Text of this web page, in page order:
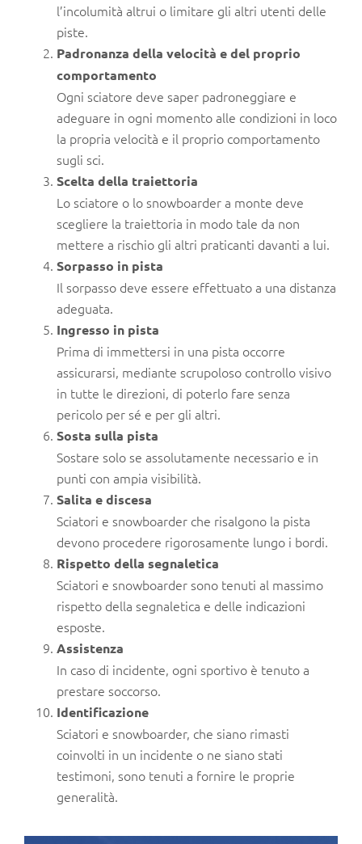
l’incolumità altrui o limitare gli altri utenti delle
piste.
Padronanza della velocità e del proprio
comportamento
Ogni sciatore deve saper padroneggiare e
adeguare in ogni momento alle condizioni in loco
la propria velocità e il proprio comportamento
sugli sci.
Scelta della traiettoria
Lo sciatore o lo snowboarder a monte deve
scegliere la traiettoria in modo tale da non
mettere a rischio gli altri praticanti davanti a lui.
Sorpasso in pista
Il sorpasso deve essere effettuato a una distanza
adeguata.
Ingresso in pista
Prima di immettersi in una pista occorre
assicurarsi, mediante scrupoloso controllo visivo
in tutte le direzioni, di poterlo fare senza
pericolo per sé e per gli altri.
Sosta sulla pista
Sostare solo se assolutamente necessario e in
punti con ampia visibilità.
Salita e discesa
Sciatori e snowboarder che risalgono la pista
devono procedere rigorosamente lungo i bordi.
Rispetto della segnaletica
Sciatori e snowboarder sono tenuti al massimo
rispetto della segnaletica e delle indicazioni
esposte.
Assistenza
In caso di incidente, ogni sportivo è tenuto a
prestare soccorso.
Identificazione
Sciatori e snowboarder, che siano rimasti
coinvolti in un incidente o ne siano stati
testimoni, sono tenuti a fornire le proprie
generalità.